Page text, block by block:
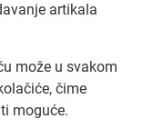
artikala
može u svakom
čime
moguće.